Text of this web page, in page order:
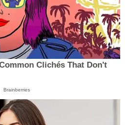
Clichés That Don't
Brainberries